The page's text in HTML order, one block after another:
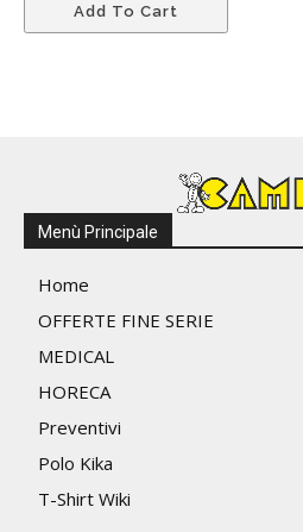
Add To Cart
possono
essere
scelte
Menù Principale
Home
OFFERTE FINE SERIE
MEDICAL
HORECA
Preventivi
Polo Kika
T-Shirt Wiki